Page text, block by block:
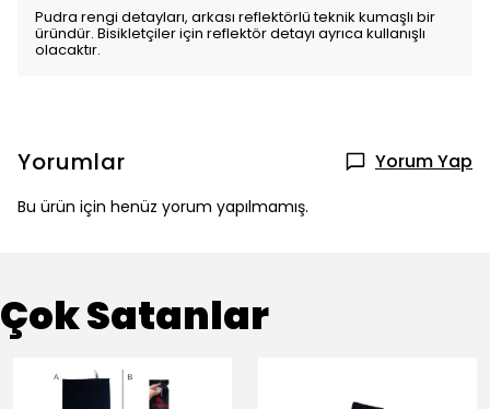
Pudra rengi detayları, arkası reflektörlü teknik kumaşlı bir
üründür. Bisikletçiler için reflektör detayı ayrıca kullanışlı
olacaktır.
Yorumlar Yorum Yap
Bu ürün için henüz yorum yapılmamış.
Çok Satanlar